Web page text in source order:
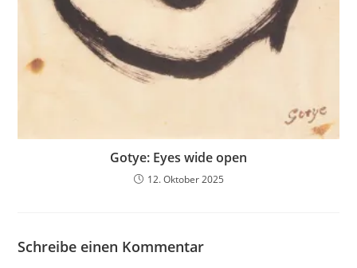
Gotye: Eyes wide open
12. Oktober 2025
Schreibe einen Kommentar